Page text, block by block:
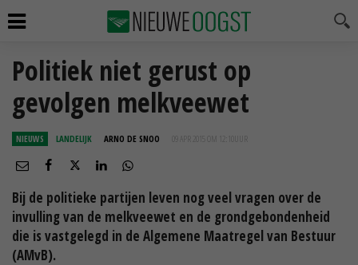
Politiek niet gerust op
gevolgen melkveewet
NIEUWS LANDELIJK ARNO DE SNOO 09 APR 2015 OM 12:10
Bij de politieke partijen leven nog veel vragen over de
invulling van de melkveewet en de grondgebondenheid
die is vastgelegd in de Algemene Maatregel van Bestuur
(AMvB).